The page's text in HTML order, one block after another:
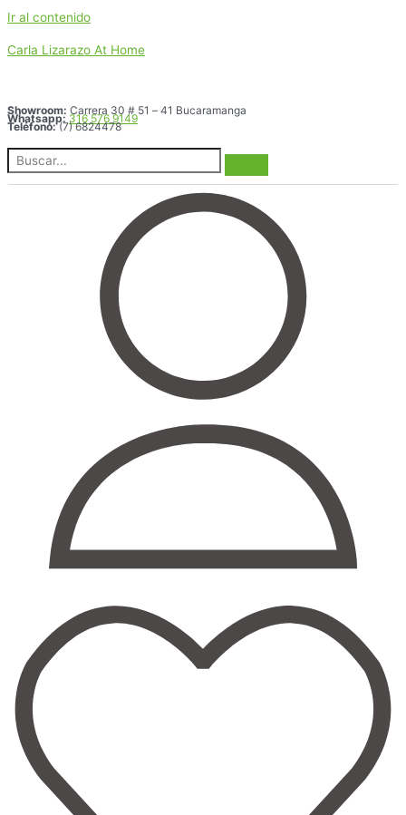
Ir al contenido
Carla Lizarazo At Home
Showroom: Carrera 30 # 51 – 41 Bucaramanga
Whatsapp: 316 576 9149
Teléfono: (7) 6824478